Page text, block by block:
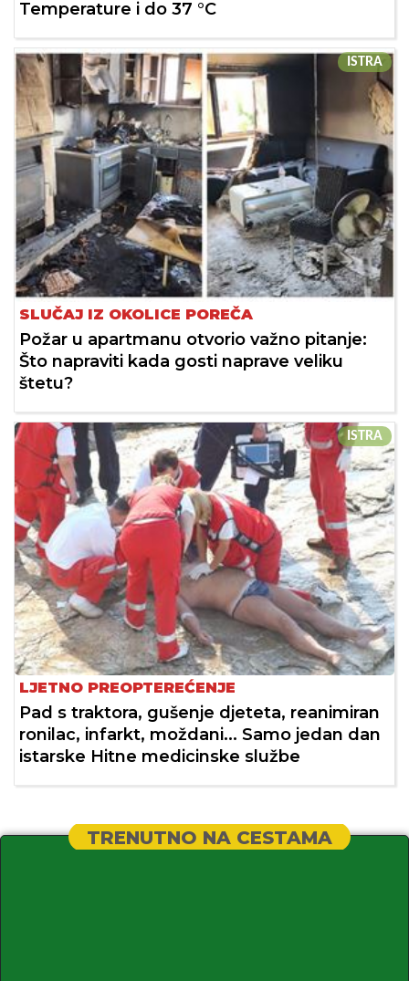
Temperature i do 37 °C
ISTRA
SLUČAJ IZ OKOLICE POREČA
Požar u apartmanu otvorio važno pitanje:
Što napraviti kada gosti naprave veliku
štetu?
ISTRA
LJETNO PREOPTEREĆENJE
Pad s traktora, gušenje djeteta, reanimiran
ronilac, infarkt, moždani... Samo jedan dan
istarske Hitne medicinske službe
TRENUTNO NA CESTAMA